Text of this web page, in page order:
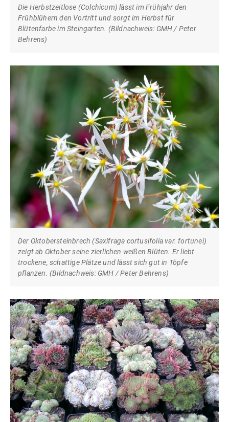
Die Herbstzeitlose (Colchicum) lässt im Frühjahr den
Frühblühern den Vortritt und sorgt im Herbst für
Blütenfarbe im Steingarten. (Bildnachweis: GMH / Peter
Behrens)
Der Oktobersteinbrech (Saxifraga cortusifolia var. fortunei)
zeigt ab Oktober seine zierlichen weißen Blüten. Er liebt
trockene, schattige Plätze und lässt sich gut in Töpfe
pflanzen. (Bildnachweis: GMH / Peter Behrens)